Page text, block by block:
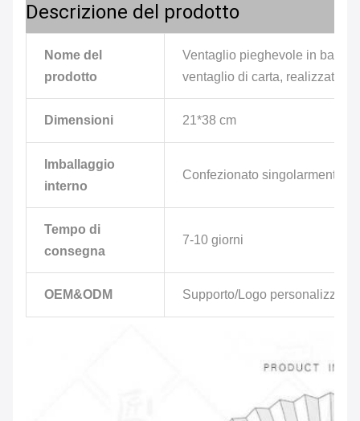
Descrizione del prodotto
Nome del
prodotto
Ventaglio pieghevole in
ventaglio di carta, realizzato in
Dimensioni 21*38 cm
Imballaggio
interno
Confezionato singolarmente/
Tempo di
consegna
7-10 giorni
OEM&ODM Supporto/Logo